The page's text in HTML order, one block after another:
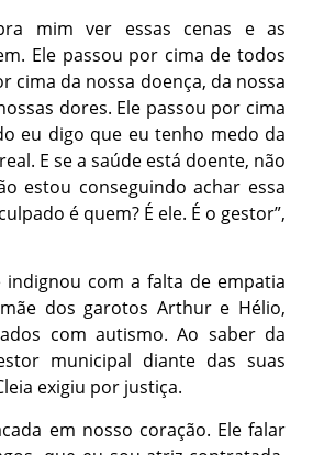
mim ver essas cenas e as
Ele passou por cima de todos
cima da nossa doença, da nossa
dores. Ele passou por cima
eu digo que eu tenho medo da
E se a saúde está doente, não
estou conseguindo achar essa
é quem? É ele. É o gestor”,
indignou com a falta de empatia
dos garotos Arthur e Hélio,
com autismo. Ao saber da
municipal diante das suas
exigiu por justiça.
em nosso coração. Ele falar